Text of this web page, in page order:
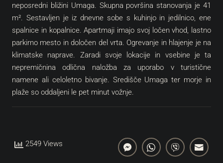
neposredni bližini Umaga. Skupna površina stanovanja je 41
m². Sestavljen je iz dnevne sobe s kuhinjo in jedilnico, ene
spalnice in kopalnice. Apartmaji imajo svoj ločen vhod, lastno
parkirno mesto in določen del vrta. Ogrevanje in hlajenje je na
klimatske naprave. Zaradi svoje lokacije in vsebine je ta
nepremičnina odlična naložba za uporabo v turistične
namene ali celoletno bivanje. Središče Umaga ter morje in
plaže so oddaljeni le pet minut vožnje.
2549 Views